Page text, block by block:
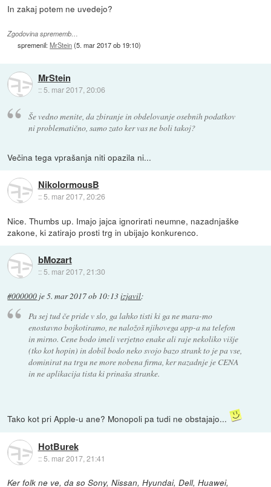
In zakaj potem ne uvedejo?
Zgodovina sprememb…
spremenil:MrStein(5. mar 2017 ob 19:10)
MrStein
:: 5. mar 2017, 20:06
Še vedno menite, da zbiranje in obdelovanje osebnih podatkov
ni problematično, samo zato ker vas ne boli takoj?
Večina tega vprašanja niti opazila ni...
NikolormousB
::5. mar 2017, 20:26
Nice. Thumbs up. Imajo jajca ignorirati neumne, nazadnjaške
zakone, ki zatirajo prosti trg in ubijajo konkurenco.
bMozart
:: 5. mar 2017, 21:30
#000000 je5. mar 2017 ob 10:13izjavil:
Pa sej tud če pride v slo, ga lahko tisti ki ga ne mara-mo
enostavno bojkotiramo, ne naložoš njihovega app-a na telefon
in mirno. Cene bodo imeli verjetno enake ali raje nekoliko višje
(tko kot hopin) in dobil bodo neko svojo bazo strank to je pa vse,
dominirat na trgu ne more nobena firma, ker nazadnje je CENA
in ne aplikacija tista ki prinaša stranke.
Tako kot pri Apple-u ane? Monopoli pa tudi ne obstajajo...
HotBurek
::5. mar 2017, 21:41
Ker folk ne ve, da so Sony, Nissan, Hyundai, Dell, Huawei,